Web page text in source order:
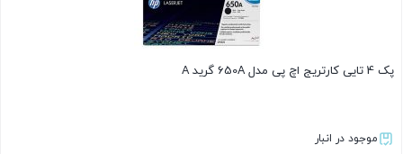
پک 4 تایی کارتریج اچ پی مدل 650A گرید A
موجود در انبار